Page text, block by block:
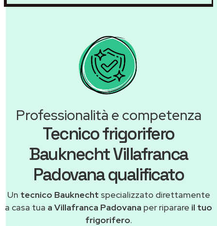
Professionalità e competenza
Tecnico frigorifero
Bauknecht Villafranca
Padovana qualificato
Un tecnico Bauknecht specializzato direttamente
a casa tua a Villafranca Padovana per riparare il tuo
frigorifero.